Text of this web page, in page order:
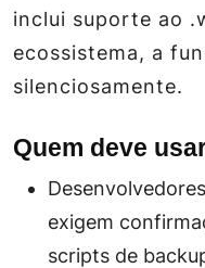
inclui suporte ao
ecossistema, a
silenciosamente.
Quem deve
exigem
scripts de